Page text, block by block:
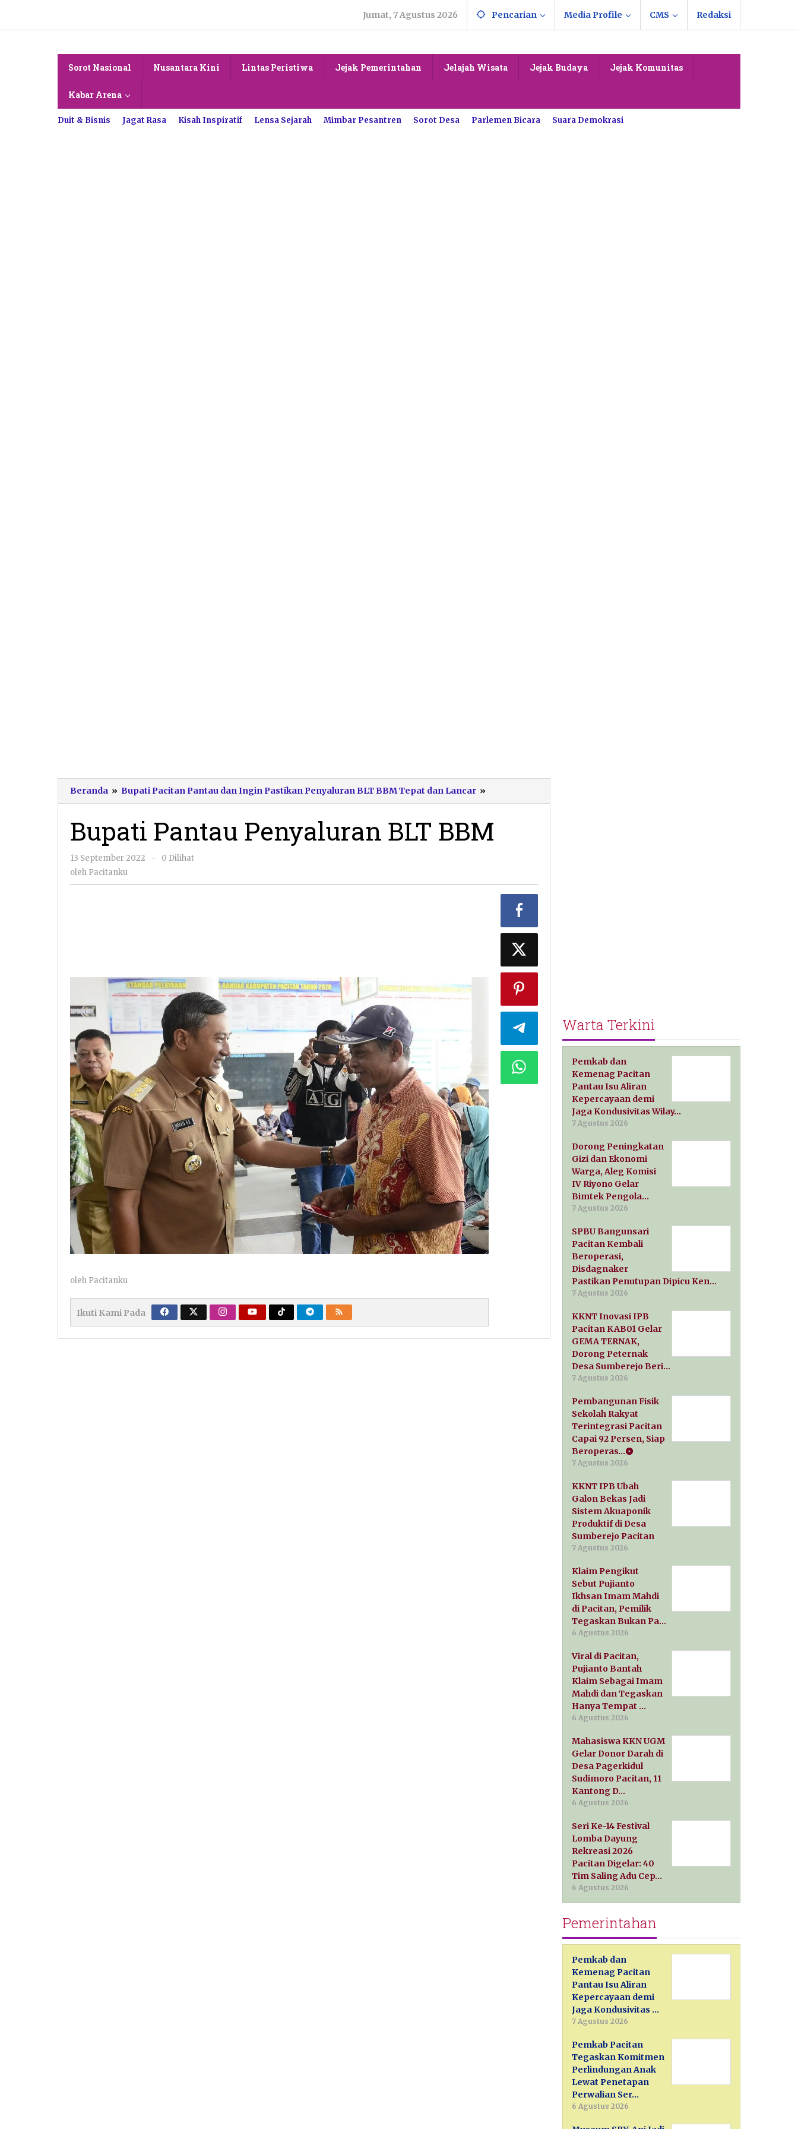
konten
Jumat, 7 Agustus 2026 Pencarian Media Profile CMS Redaksi
Sorot Nasional Nusantara Kini Lintas Peristiwa Jejak Pemerintahan Jelajah Wisata Jejak Budaya Jejak Komunitas
Kabar Arena
Duit & Bisnis Jagat Rasa Kisah Inspiratif Lensa Sejarah Mimbar Pesantren Sorot Desa Parlemen Bicara Suara Demokrasi
Beranda » Bupati Pacitan Pantau dan Ingin Pastikan Penyaluran BLT BBM Tepat dan Lancar »
Pantau
BLT
BBM
Bupati Pantau Penyaluran BLT BBM
13 September 2022
oleh
-
0 Dilihat
oleh Pacitanku
oleh Pacitanku
Ikuti Kami Pada
Warta Terkini
Pemkab dan
Kemenag Pacitan
Pantau Isu Aliran
Kepercayaan demi
Jaga Kondusivitas Wilay…
7 Agustus 2026
Dorong Peningkatan
Gizi dan Ekonomi
Warga, Aleg Komisi
IV Riyono Gelar
Bimtek Pengola…
7 Agustus 2026
SPBU Bangunsari
Pacitan Kembali
Beroperasi,
Disdagnaker
Pastikan Penutupan Dipicu Ken…
7 Agustus 2026
KKNT Inovasi IPB
Pacitan KAB01 Gelar
GEMA TERNAK,
Dorong Peternak
Desa Sumberejo Beri…
7 Agustus 2026
Pembangunan Fisik
Sekolah Rakyat
Terintegrasi Pacitan
Capai 92 Persen, Siap
Beroperas…
7 Agustus 2026
KKNT IPB Ubah
Galon Bekas Jadi
Sistem Akuaponik
Produktif di Desa
Sumberejo Pacitan
7 Agustus 2026
Klaim Pengikut
Sebut Pujianto
Ikhsan Imam Mahdi
di Pacitan, Pemilik
Tegaskan Bukan Pa…
6 Agustus 2026
Viral di Pacitan,
Pujianto Bantah
Klaim Sebagai Imam
Mahdi dan Tegaskan
Hanya Tempat …
6 Agustus 2026
Mahasiswa KKN UGM
Gelar Donor Darah di
Desa Pagerkidul
Sudimoro Pacitan, 11
Kantong D…
6 Agustus 2026
Seri Ke-14 Festival
Lomba Dayung
Rekreasi 2026
Pacitan Digelar: 40
Tim Saling Adu Cep…
6 Agustus 2026
Pemerintahan
Pemkab dan
Kemenag Pacitan
Pantau Isu Aliran
Kepercayaan demi
Jaga Kondusivitas …
7 Agustus 2026
Pemkab Pacitan
Tegaskan Komitmen
Perlindungan Anak
Lewat Penetapan
Perwalian Ser…
6 Agustus 2026